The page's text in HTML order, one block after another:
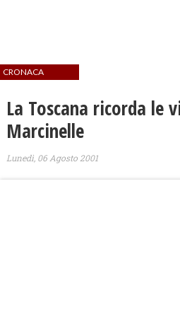
CRONACA
La Toscana ricorda le
Marcinelle
Lunedì, 06 Agosto 2001